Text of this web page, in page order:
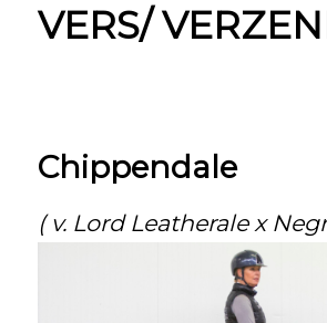
VERS/
Chippendale
( v. Lord Leatherale x